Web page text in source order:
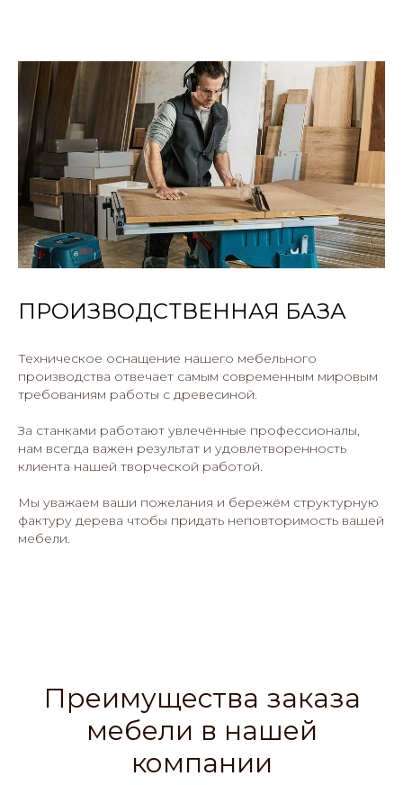
ПРОИЗВОДСТВЕННАЯ БАЗА
Техническое оснащение нашего мебельного
производства отвечает самым современным мировым
требованиям работы с древесиной.
За станками работают увлечённые профессионалы,
нам всегда важен результат и удовлетворенность
клиента нашей творческой работой.
Мы уважаем ваши пожелания и бережём структурную
фактуру дерева чтобы придать неповторимость вашей
мебели.
Преимущества заказа
мебели в нашей
компании